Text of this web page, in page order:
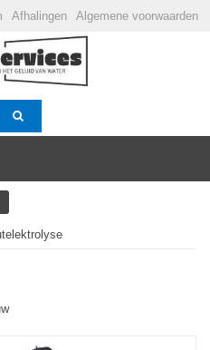
Afhalingen Algemene voorwaarden